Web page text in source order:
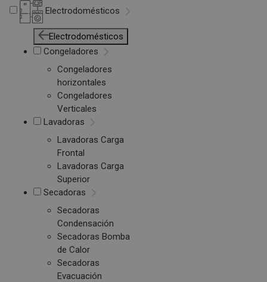
Electrodomésticos
Electrodomésticos
Congeladores
Congeladores
horizontales
Congeladores
Verticales
Lavadoras
Lavadoras Carga
Frontal
Lavadoras Carga
Superior
Secadoras
Secadoras
Condensación
Secadoras Bomba
de Calor
Secadoras
Evacuación